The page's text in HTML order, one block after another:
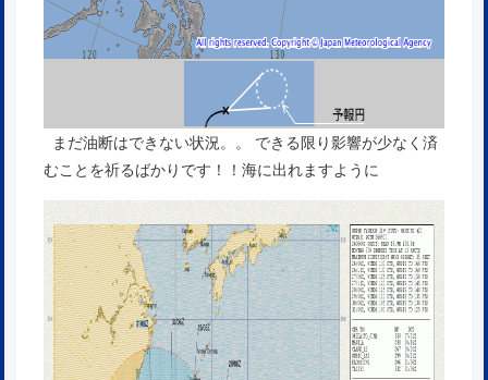
まだ油断はできない状況。。 できる限り影響が少なく済
むことを祈るばかりです！！海に出れますように